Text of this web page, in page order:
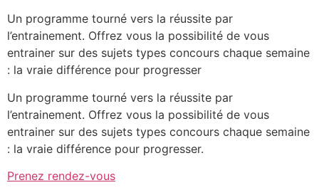
Un programme tourné vers la réussite par
l’entrainement. Offrez vous la possibilité de vous
entrainer sur des sujets types concours chaque semaine
: la vraie différence pour progresser
Un programme tourné vers la réussite par
l’entrainement. Offrez vous la possibilité de vous
entrainer sur des sujets types concours chaque semaine
: la vraie différence pour progresser.
Prenez rendez-vous